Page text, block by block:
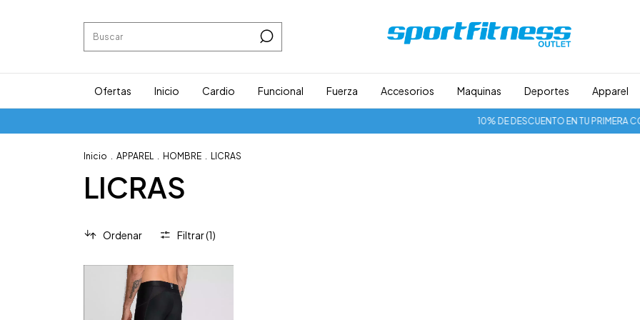
Ofertas Inicio Cardio Funcional Fuerza Accesorios Maquinas Deportes Apparel
10% DE DESCUENTO EN TU
Inicio . APPAREL . HOMBRE . LICRAS
LICRAS
Ordenar Filtrar (1)